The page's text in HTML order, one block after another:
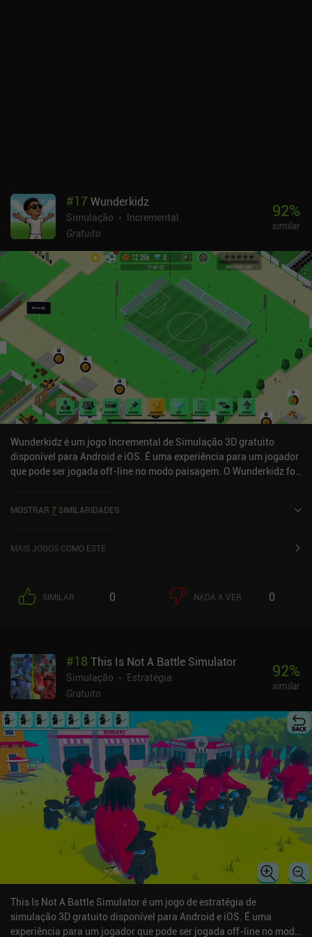
mundo.O Builderment é monetizado por meio de iAPs para
moedas e gemas. A última é usada para vários itens premium
apenas cosméticos que não afetam a jogabilidade. Mas se você
gosta desse simulador de fábrica de alta qualidade, recomendo
comprar o "Advanced World Settings", que permite ajustar seus
mundos. O jogo pode facilmente proporcionar centenas de horas
de jogabilidade divertida.
#17Wunderkidz
Simulação
Incremental
Gratuito
92%
similar
Wunderkidz é um jogo Incremental de Simulação 3D gratuito
disponível para Android e iOS. É uma experiência para um jogador
que pode ser jogada off-line no modo paisagem. O Wunderkidz foi
MOSTRAR 7 SIMILARIDADES
MAIS JOGOS COMO ESTE
SIMILAR 0 NADA A VER 0
#18 This Is Not A Battle Simulator
Simulação
Estratégia
Gratuito
92%
similar
This Is Not A Battle Simulator é um jogo de estratégia de
simulação 3D gratuito disponível para Android e iOS. É uma
experiência para um jogador que pode ser jogada off-line no modo